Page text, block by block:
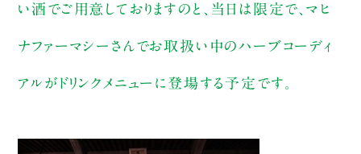
い酒でご用意しておりますのと、当日は限定で、マヒ
ナファーマシーさんでお取扱い中のハーブコーディ
アルがドリンクメニューに登場する予定です。